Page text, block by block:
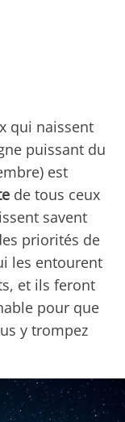
qui naissent
puissant du
est
de tous ceux
savent
priorités de
les entourent
et ils feront
pour que
y trompez